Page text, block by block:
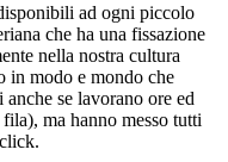
ad ogni piccolo
che ha una fissazione
nella nostra cultura
in modo e mondo che
se lavorano ore ed
ma hanno messo tutti